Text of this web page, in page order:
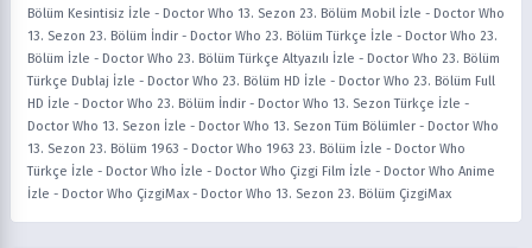
Bölüm Kesintisiz İzle - Doctor Who 13. Sezon 23. Bölüm Mobil İzle - Doctor Who
13. Sezon 23. Bölüm İndir - Doctor Who 23. Bölüm Türkçe İzle - Doctor Who 23.
Bölüm İzle - Doctor Who 23. Bölüm Türkçe Altyazılı İzle - Doctor Who 23. Bölüm
Türkçe Dublaj İzle - Doctor Who 23. Bölüm HD İzle - Doctor Who 23. Bölüm Full
HD İzle - Doctor Who 23. Bölüm İndir - Doctor Who 13. Sezon Türkçe İzle -
Doctor Who 13. Sezon İzle - Doctor Who 13. Sezon Tüm Bölümler - Doctor Who
13. Sezon 23. Bölüm 1963 - Doctor Who 1963 23. Bölüm İzle - Doctor Who
Türkçe İzle - Doctor Who İzle - Doctor Who Çizgi Film İzle - Doctor Who Anime
İzle - Doctor Who ÇizgiMax - Doctor Who 13. Sezon 23. Bölüm ÇizgiMax